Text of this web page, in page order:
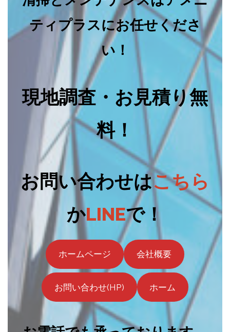
ティプラスにお任せくださ
い！
現地調査・お見積り無
料！
お問い合わせはこちら
かLINEで！
ホームページ 会社概要
お問い合わせ(HP) ホーム